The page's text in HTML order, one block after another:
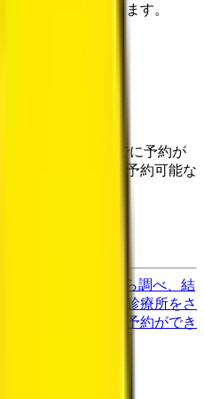
応させていただきます。
通りですが、すでに予約が
などにより実際に予約可能な
でご了承ください
)
気になる症状から調べ、結
を提案します
歯科診療所をさ
・オンライン診療予約ができ
をさがす